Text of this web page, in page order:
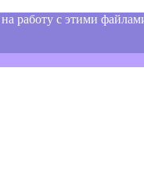
на работу с этими